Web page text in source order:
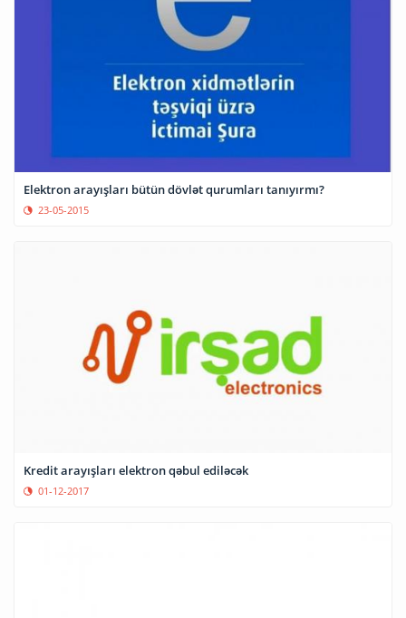
Elektron arayışları bütün dövlət qurumları tanıyırmı?
23-05-2015
Kredit arayışları elektron qəbul ediləcək
01-12-2017